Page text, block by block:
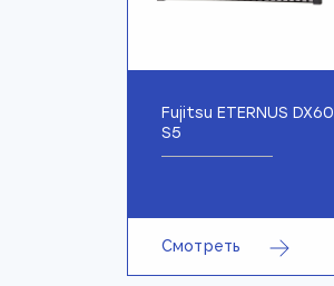
Fujitsu ETERNUS DX60
S5
Смотреть